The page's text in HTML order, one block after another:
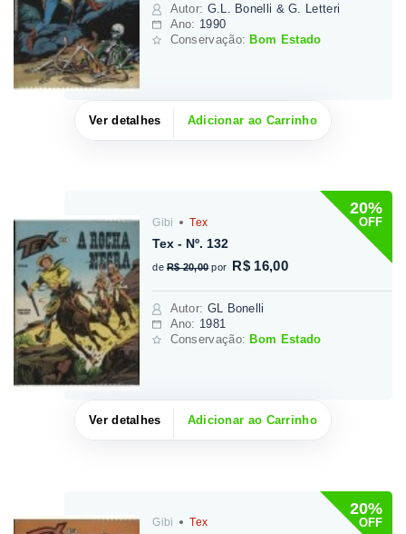
Autor: G.L. Bonelli & G. Letteri
Ano: 1990
Conservação:Bom Estado
Ver detalhes Adicionar ao Carrinho
20%
OFF
Gibi Tex
Tex - Nº. 132
de R$ 20,00 por R$ 16,00
Autor: GL Bonelli
Ano: 1981
Conservação: Bom Estado
Ver detalhes Adicionar ao Carrinho
20%
OFF
Gibi Tex